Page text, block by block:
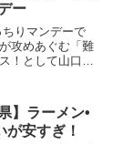
ー
りマンデーで
攻めあぐむ「難
！として山口県
県にとどまらず
】ラーメン•
安すぎ！